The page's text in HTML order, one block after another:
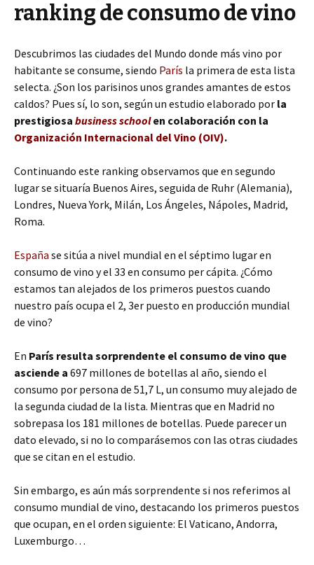
ranking de consumo de vino
Descubrimos las ciudades del Mundo donde más vino por
habitante se consume, siendo París la primera de esta lista
selecta. ¿Son los parisinos unos grandes amantes de estos
caldos? Pues sí, lo son, según un estudio elaborado por la
prestigiosa business school en colaboración con la
Organización Internacional del Vino (OIV).
Continuando este ranking observamos que en segundo
lugar se situaría Buenos Aires, seguida de Ruhr (Alemania),
Londres, Nueva York, Milán, Los Ángeles, Nápoles, Madrid,
Roma.
España se sitúa a nivel mundial en el séptimo lugar en
consumo de vino y el 33 en consumo per cápita. ¿Cómo
estamos tan alejados de los primeros puestos cuando
nuestro país ocupa el 2, 3er puesto en producción mundial
de vino?
En París resulta sorprendente el consumo de vino que
asciende a 697 millones de botellas al año, siendo el
consumo por persona de 51,7 L, un consumo muy alejado de
la segunda ciudad de la lista. Mientras que en Madrid no
sobrepasa los 181 millones de botellas. Puede parecer un
dato elevado, si no lo comparásemos con las otras ciudades
que se citan en el estudio.
Sin embargo, es aún más sorprendente si nos referimos al
consumo mundial de vino, destacando los primeros puestos
que ocupan, en el orden siguiente: El Vaticano, Andorra,
Luxemburgo…